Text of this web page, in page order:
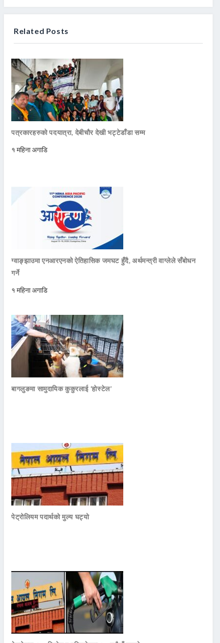
Related Posts
पत्रकारहरुको पदयात्रा, देबीचौर देखी भट्टेडाँडा सम्म
१ महिना अगाडि
ग्वाङ्झाउमा एनआरएनको ऐतिहासिक जमघट हुँदै, अर्थमन्त्री वाग्लेले सँबोधन
गर्ने
१ महिना अगाडि
बागलुङमा सामुदायिक कुकुरलाई ‘होस्टेल’
पेट्रोलियम पदार्थको मुल्य घट्यो